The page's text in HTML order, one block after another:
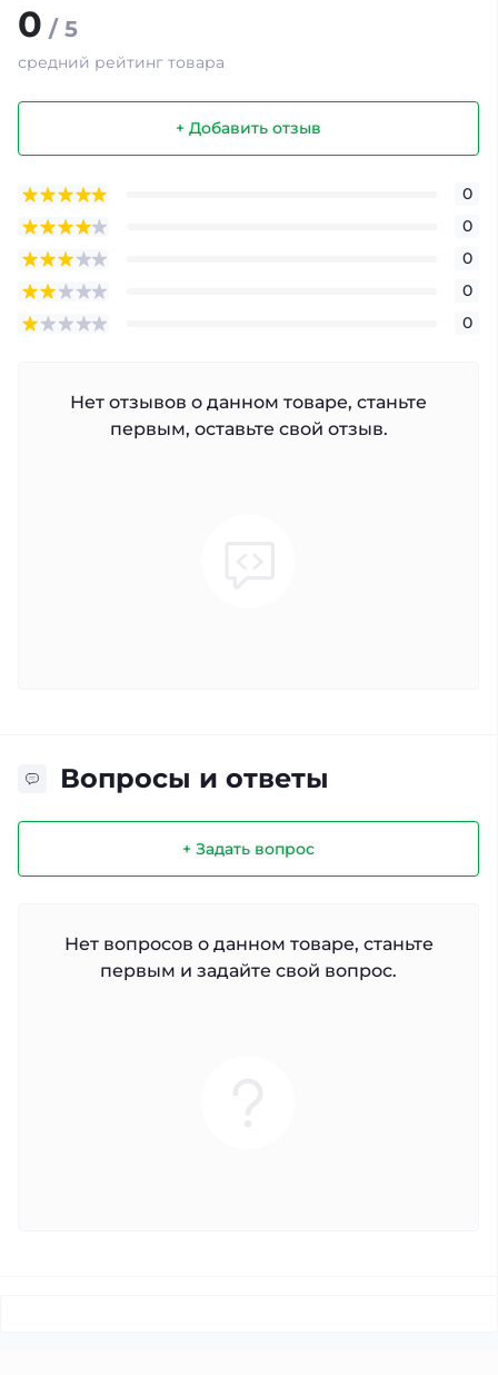
0 / 5
средний рейтинг товара
+ Добавить отзыв
0
0
0
0
0
Нет отзывов о данном товаре, станьте
первым, оставьте свой отзыв.
Вопросы и ответы
+ Задать вопрос
Нет вопросов о данном товаре, станьте
первым и задайте свой вопрос.